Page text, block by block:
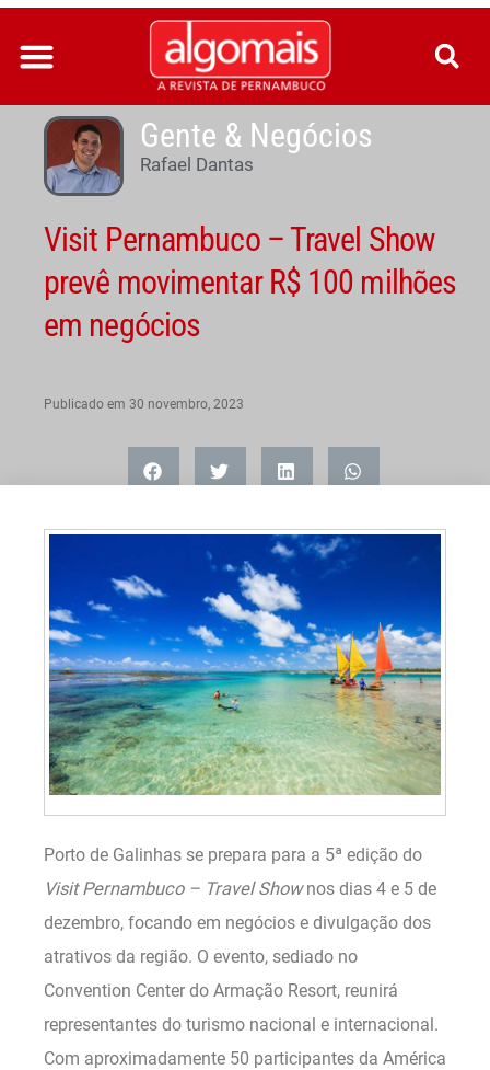
Ir
para
conteúdo
Gente & Negócios
Rafael Dantas
Visit Pernambuco – Travel Show
prevê movimentar R$ 100 milhões
em negócios
Publicado em 30 novembro, 2023
Porto de Galinhas se prepara para a 5ª edição do
Visit Pernambuco – Travel Shownos dias 4 e 5 de
dezembro, focando em negócios e divulgação dos
atrativos da região. O evento, sediado no
Convention Center do Armação Resort, reunirá
representantes do turismo nacional e internacional.
Com aproximadamente 50 participantes da América